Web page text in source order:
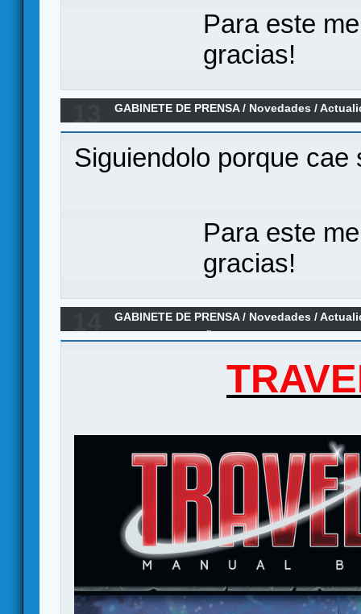
Para este
gracias!
GABINETE DE PRENSA/ Novedades /
Guerra Civil de WarStormSeries
Siguiendolo porque
Para este
gracias!
GABINETE DE PRENSA/ Novedades /
2da Ed. en ESPAÑOL y superando la